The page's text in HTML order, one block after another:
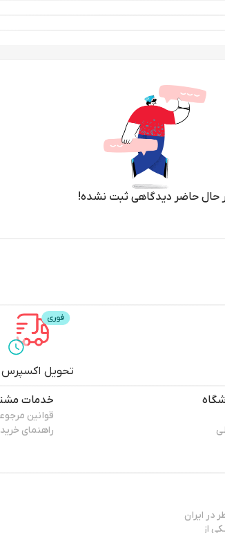
با طراحی شیک و رایحه جذاب آن، می‌توانید در هر
به سمت شما جلب خواهد کرد.
بنابراین، رایحه بهتر و بیشتری پخش خواهد شد.
نت‌های وانیلی و مشکی حس آرامش و ماندگاری
حال حاضر دیدگاهی ثبت نشده!
تحویل اکسپرس
خدمات
قوانین
راهنمای خرید
ایران
شده، یکی از